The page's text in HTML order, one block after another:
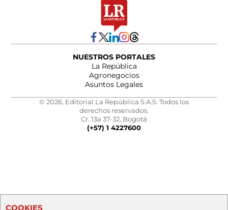
NUESTROS PORTALES
La República
Agronegocios
Asuntos Legales
© 2026, Editorial La República S.A.S. Todos los
derechos reservados.
Cr. 13a 37-32, Bogotá
(+57) 1 4227600
COOKIES